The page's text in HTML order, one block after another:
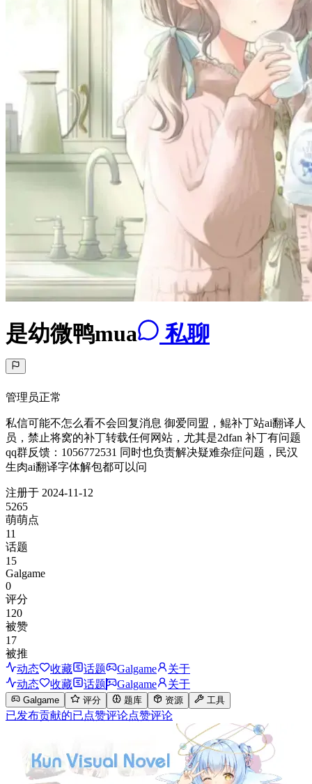
是幼微鸭mua 私聊
管理员正常
私信可能不怎么看不会回复消息 御爱同盟，鲲补丁站ai翻译人
员，禁止将窝的补丁转载任何网站，尤其是2dfan 补丁有问题
qq群反馈：1056772531 同时也负责解决疑难杂症问题，民汉
生肉ai翻译字体解包都可以问
注册于 2024-11-12
5265
萌萌点
11
话题
15
Galgame
0
评分
120
被赞
17
被推
动态
收藏 话题 Galgame
关于
动态
收藏 话题 Galgame 关于
Galgame 评分 题库 资源 工具
已发布贡献的已点赞评论点赞评论